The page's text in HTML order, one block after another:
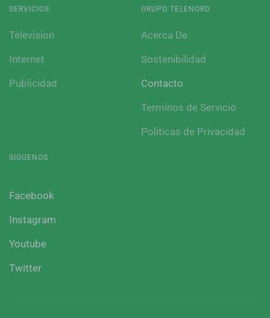
SERVICIOS
Television
Internet
Publicidad
GRUPO TELENORD
Acerca De
Sostenibilidad
Contacto
Terminos de Servicio
Politicas de Privacidad
SIGUENOS
Facebook
Instagram
Youtube
Twitter